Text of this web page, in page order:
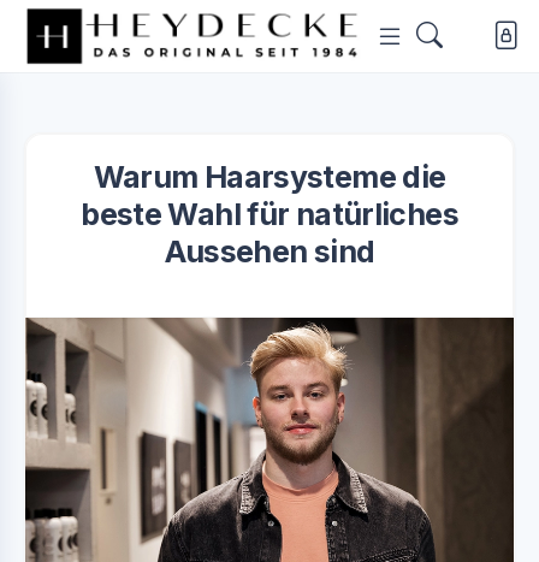
Warum Haarsysteme die
beste Wahl für natürliches
Aussehen sind